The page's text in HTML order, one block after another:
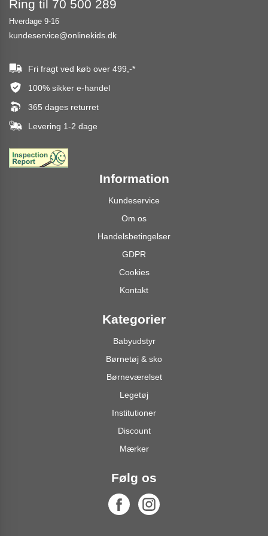
Ring til 70 500 289
Hverdage 9-16
kundeservice@onlinekids.dk
Fri fragt ved køb over 499,-*
100% sikker e-handel
365 dages returret
Levering 1-2 dage
Information
Kundeservice
Om os
Handelsbetingelser
GDPR
Cookies
Kontakt
Kategorier
Babyudstyr
Børnetøj & sko
Børneværelset
Legetøj
Institutioner
Discount
Mærker
Følg os